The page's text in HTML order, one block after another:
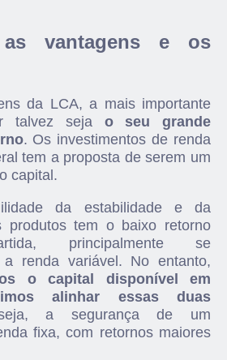
vantagens e os
da LCA, a mais importante
talvez seja o seu grande
. Os investimentos de renda
tem a proposta de serem um
capital.
da estabilidade e da
produtos tem o baixo retorno
principalmente se
a renda variável. No entanto,
o capital disponível em
alinhar essas duas
a segurança de um
fixa, com retornos maiores